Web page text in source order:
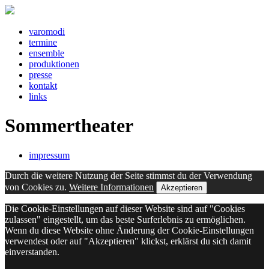
varomodi
termine
ensemble
produktionen
presse
kontakt
links
Sommertheater
impressum
Durch die weitere Nutzung der Seite stimmst du der Verwendung
von Cookies zu. Weitere Informationen Akzeptieren
Die Cookie-Einstellungen auf dieser Website sind auf "Cookies
zulassen" eingestellt, um das beste Surferlebnis zu ermöglichen.
Wenn du diese Website ohne Änderung der Cookie-Einstellungen
verwendest oder auf "Akzeptieren" klickst, erklärst du sich damit
einverstanden.